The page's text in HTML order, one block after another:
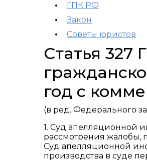
ГПК РФ
Закон
Советы юристов
Статья
год с
(в ред. Федерального
1. Суд апелляционной
рассмотрения жалобы,
Суд апелляционной
производства в суде